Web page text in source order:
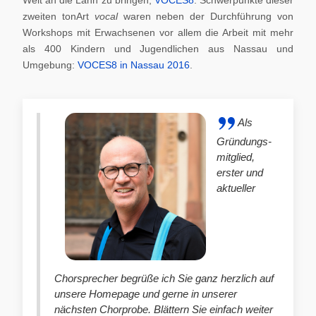
zweiten tonArt vocalwaren neben der Durchführung von
Workshops mit Erwachsenen vor allem die Arbeit mit mehr
als 400 Kindern und Jugendlichen aus Nassau und
Umgebung: VOCES8 in Nassau 2016
Als
Gründungs-
mitglied,
erster und
aktueller
Chorsprecher begrüße ich Sie ganz herzlich auf
unsere Homepage und gerne in unserer
nächsten Chorprobe. Blättern Sie einfach weiter